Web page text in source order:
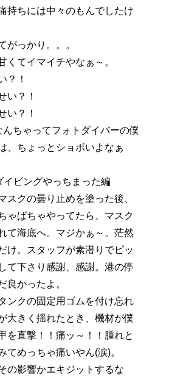
持ちには中々のもんでしたけ
がっかり。。。
くてイマイチやなぁ～。
？！
い？！
い？！
んちゃってフォトダイバーの僕
、ちょっとショボいよなぁ
イビングやっちまった編
スクの曇り止めを塗った後、
ゃぱちゃやってたら、マスク
て海底へ。マジかぁ～。茫然
け。スタッフが素潜りでピッ
て下さり感謝、感謝。港の停
良かったよ。
ンクの固定用ゴムを付け忘れ
大きく揺れたとき、機材が僕
を直撃！！痛ッ～！！腫れと
てめっちゃ痛いやん(涙)。
の影響かエキジットするな